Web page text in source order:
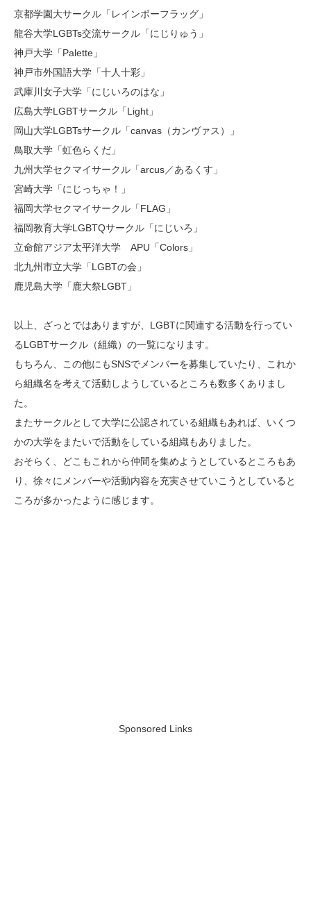
京都学園大サークル「レインボーフラッグ」
龍谷大学LGBTs交流サークル「にじりゅう」
神戸大学「Palette」
神戸市外国語大学「十人十彩」
武庫川女子大学「にじいろのはな」
広島大学LGBTサークル「Light」
岡山大学LGBTsサークル「canvas（カンヴァス）」
鳥取大学「虹色らくだ」
九州大学セクマイサークル「arcus／あるくす」
宮崎大学「にじっちゃ！」
福岡大学セクマイサークル「FLAG」
福岡教育大学LGBTQサークル「にじいろ」
立命館アジア太平洋大学 APU「Colors」
北九州市立大学「LGBTの会」
鹿児島大学「鹿大祭LGBT」
以上、ざっとではありますが、LGBTに関連する活動を行ってい
るLGBTサークル（組織）の一覧になります。
もちろん、この他にもSNSでメンバーを募集していたり、これか
ら組織名を考えて活動しようしているところも数多くありまし
た。
またサークルとして大学に公認されている組織もあれば、いくつ
かの大学をまたいで活動をしている組織もありました。
おそらく、どこもこれから仲間を集めようとしているところもあ
り、徐々にメンバーや活動内容を充実させていこうとしていると
ころが多かったように感じます。
Sponsored Links